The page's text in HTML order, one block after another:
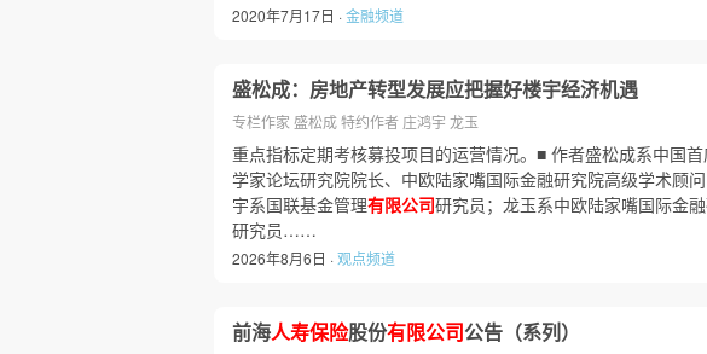
2020年7月17日 ·金融频道
盛松成：房地产转型发展应把握好楼宇经济机遇
专栏作家 盛松成 特约作者 庄鸿宇 龙玉
重点指标定期考核募投项目的运营情况。■ 作者盛松成系中国
学家论坛研究院院长、中欧陆家嘴国际金融研究院高级学术顾
宇系国联基金管理有限公司研究员；龙玉系中欧陆家嘴国际金
研究员……
2026年8月6日 ·观点频道
前海人寿保险股份有限公司公告（系列）